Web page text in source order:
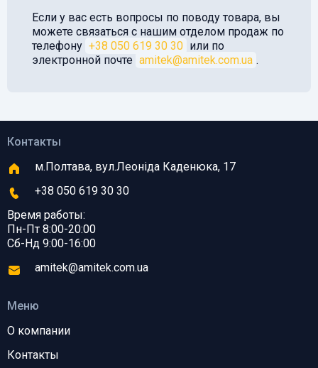
Если у вас есть вопросы по поводу товара, вы
можете связаться с нашим отделом продаж по
телефону +38 050 619 30 30 или по
электронной почте amitek@amitek.com.ua .
Меню
О компании
Контакты
Контакты
м.Полтава, вул.Леоніда Каденюка, 17
+38 050 619 30 30
Время работы:
Пн-Пт 8:00-20:00
Сб-Нд 9:00-16:00
amitek@amitek.com.ua